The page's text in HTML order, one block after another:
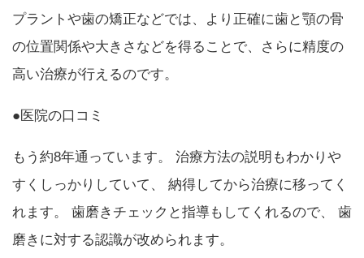
プラントや歯の矯正などでは、より正確に歯と顎の骨
の位置関係や大きさなどを得ることで、さらに精度の
高い治療が行えるのです。
●医院の口コミ
もう約8年通っています。 治療方法の説明もわかりや
すくしっかりしていて、 納得してから治療に移ってく
れます。 歯磨きチェックと指導もしてくれるので、 歯
磨きに対する認識が改められます。